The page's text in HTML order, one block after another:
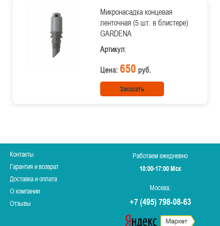
Микронасадка концевая
ленточная (5 шт. в блистере)
GARDENA
Артикул:
Цена: 650 руб.
Заказать
Контакты
Гарантия и возврат
Доставка и оплата
О компании
Отзывы
Работаем ежедневно
10:00-17:00 Мск
Москва:
+7 (495) 798-08-63